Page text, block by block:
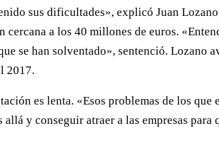
sus dificultades», explicó Juan
a los 40 millones de euros.
se han solventado», sentenció.
2017.
es lenta. «Esos problemas de los
y conseguir atraer a las empresas